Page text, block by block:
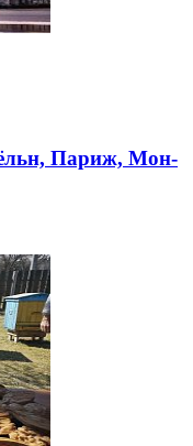
Париж, Мон-